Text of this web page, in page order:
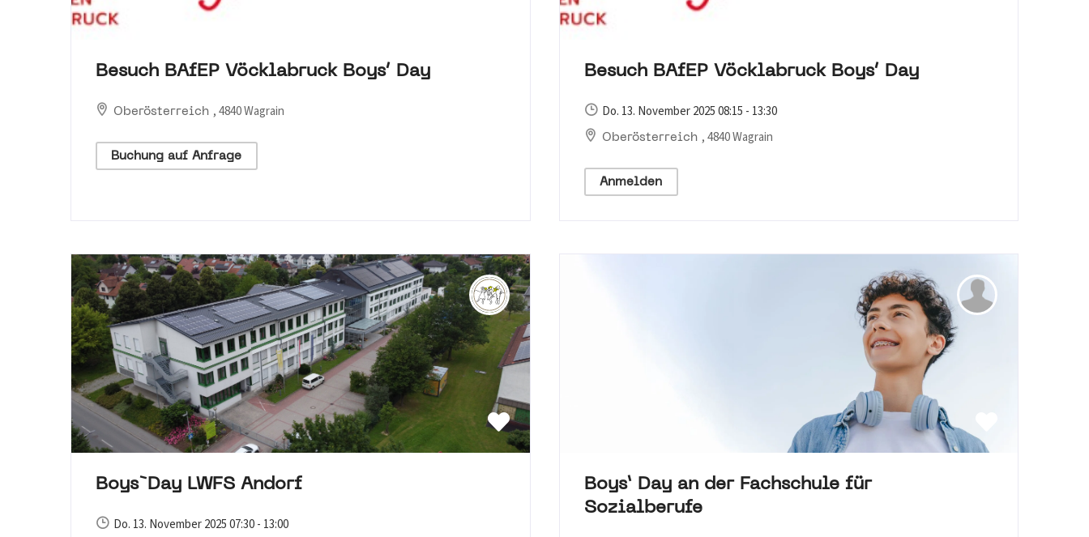
Besuch BAfEP Vöcklabruck Boys‘ Day
Oberösterreich , 4840 Wagrain
Buchung auf Anfrage
Besuch BAfEP Vöcklabruck Boys‘ Day
Do. 13. November 2025 08:15 - 13:30
Oberösterreich , 4840 Wagrain
Anmelden
Boys`Day LWFS Andorf
Do. 13. November 2025 07:30 - 13:00
Boys’ Day an der Fachschule für
Sozialberufe